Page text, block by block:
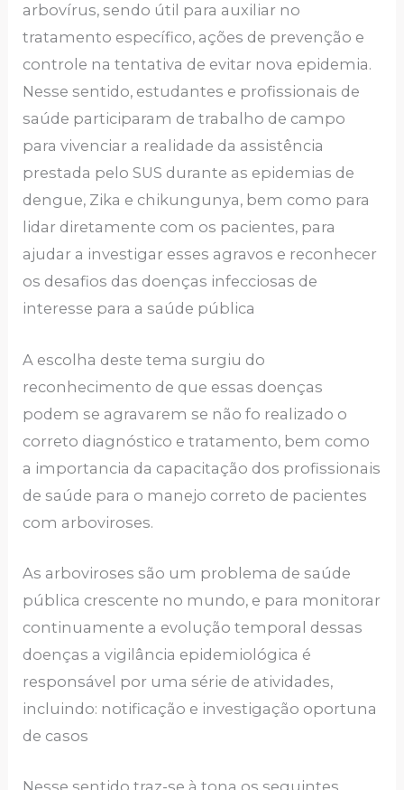
arbovírus, sendo útil para auxiliar no
tratamento específico, ações de prevenção e
controle na tentativa de evitar nova epidemia.
Nesse sentido, estudantes e profissionais de
saúde participaram de trabalho de campo
para vivenciar a realidade da assistência
prestada pelo SUS durante as epidemias de
dengue, Zika e chikungunya, bem como para
lidar diretamente com os pacientes, para
ajudar a investigar esses agravos e reconhecer
os desafios das doenças infecciosas de
interesse para a saúde pública
A escolha deste tema surgiu do
reconhecimento de que essas doenças
podem se agravarem se não fo realizado o
correto diagnóstico e tratamento, bem como
a importancia da capacitação dos profissionais
de saúde para o manejo correto de pacientes
com arboviroses.
As arboviroses são um problema de saúde
pública crescente no mundo, e para monitorar
continuamente a evolução temporal dessas
doenças a vigilância epidemiológica é
responsável por uma série de atividades,
incluindo: notificação e investigação oportuna
de casos